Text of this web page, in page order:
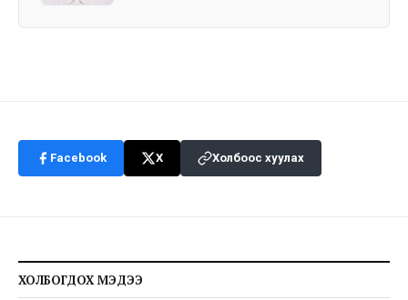
Facebook X Холбоос хуулах
ХОЛБОГДОХ МЭДЭЭ